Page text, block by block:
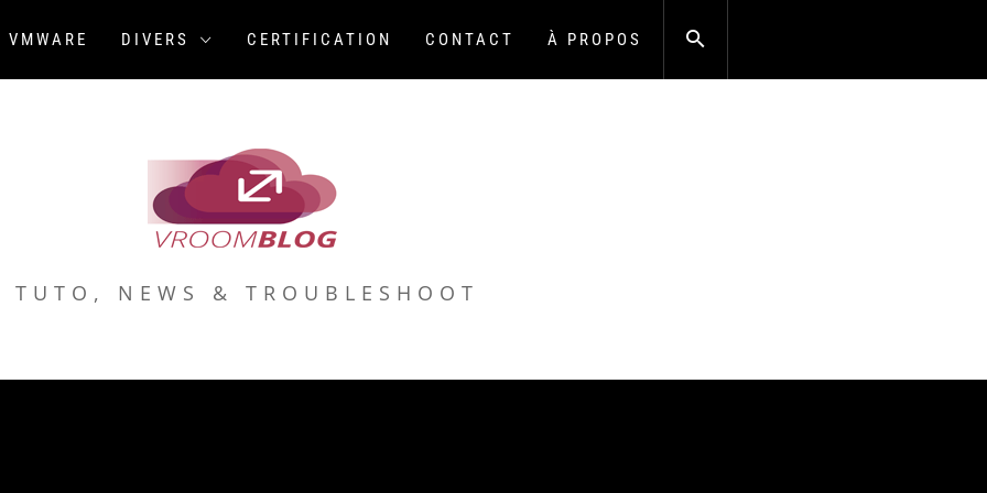
VMWARE DIVERS CERTIFICATION CONTACT À PROPOS
TUTO, NEWS & TROUBLESHOOT